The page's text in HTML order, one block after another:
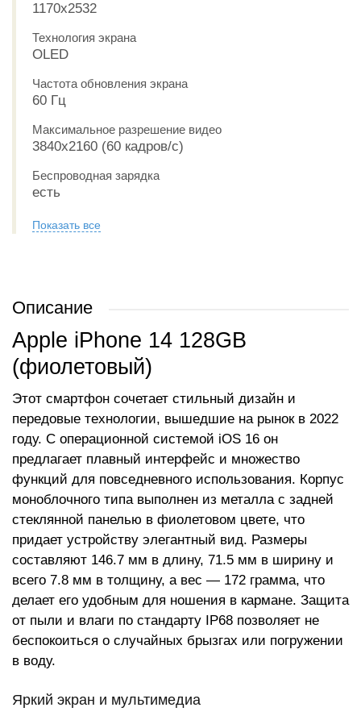
1170x2532
Технология экрана
OLED
Частота обновления экрана
60 Гц
Максимальное разрешение видео
3840x2160 (60 кадров/с)
Беспроводная зарядка
есть
Показать все
Описание
Apple iPhone 14 128GB
(фиолетовый)
Этот смартфон сочетает стильный дизайн и
передовые технологии, вышедшие на рынок в 2022
году. С операционной системой iOS 16 он
предлагает плавный интерфейс и множество
функций для повседневного использования. Корпус
моноблочного типа выполнен из металла с задней
стеклянной панелью в фиолетовом цвете, что
придает устройству элегантный вид. Размеры
составляют 146.7 мм в длину, 71.5 мм в ширину и
всего 7.8 мм в толщину, а вес — 172 грамма, что
делает его удобным для ношения в кармане. Защита
от пыли и влаги по стандарту IP68 позволяет не
беспокоиться о случайных брызгах или погружении
в воду.
Яркий экран и мультимедиа